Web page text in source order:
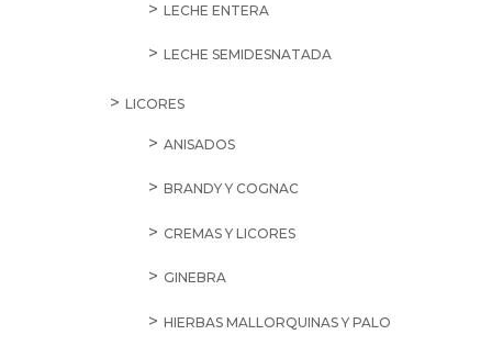
LECHE ENTERA
LECHE SEMIDESNATADA
LICORES
ANISADOS
BRANDY Y COGNAC
CREMAS Y LICORES
GINEBRA
HIERBAS MALLORQUINAS Y PALO